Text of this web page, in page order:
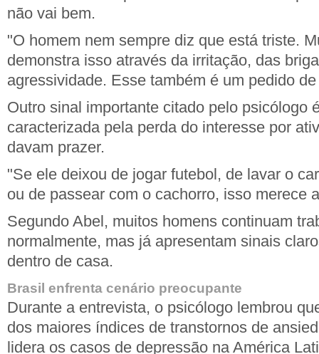
não vai bem.
"O homem nem sempre diz que está triste.
demonstra isso através da irritação, das
agressividade. Esse também é um pedido
Outro sinal importante citado pelo psicólogo
caracterizada pela perda do interesse por
davam prazer.
"Se ele deixou de jogar futebol, de lavar o
ou de passear com o cachorro, isso merece
Segundo Abel, muitos homens continuam
normalmente, mas já apresentam sinais
dentro de casa.
Brasil enfrenta cenário preocupante
Durante a entrevista, o psicólogo lembrou
dos maiores índices de transtornos de
lidera os casos de depressão na América